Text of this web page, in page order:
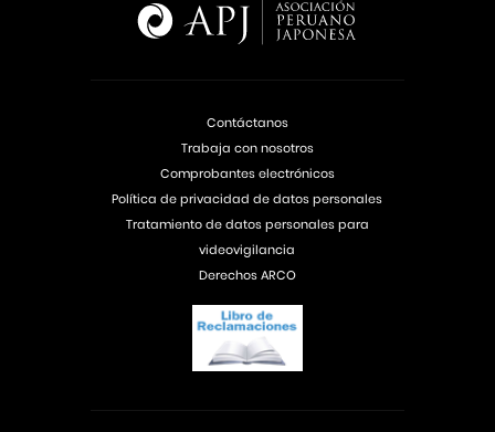
Contáctanos
Trabaja con nosotros
Comprobantes electrónicos
Política de privacidad de datos personales
Tratamiento de datos personales para
videovigilancia
Derechos ARCO